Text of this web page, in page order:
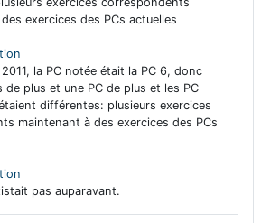
exercices des PCs actuelles
la PC notée était la PC 6, donc
de plus et une PC de plus et les PC
différentes: plusieurs exercices
maintenant à des exercices des PCs
pas auparavant.